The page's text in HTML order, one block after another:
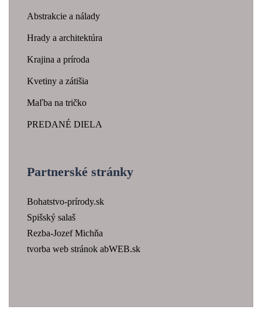
Abstrakcie a nálady
Hrady a architektúra
Krajina a príroda
Kvetiny a zátišia
Maľba na tričko
PREDANÉ DIELA
Partnerské stránky
Bohatstvo-prírody.sk
Spišský salaš
Rezba-Jozef Michňa
tvorba web stránok abWEB.sk